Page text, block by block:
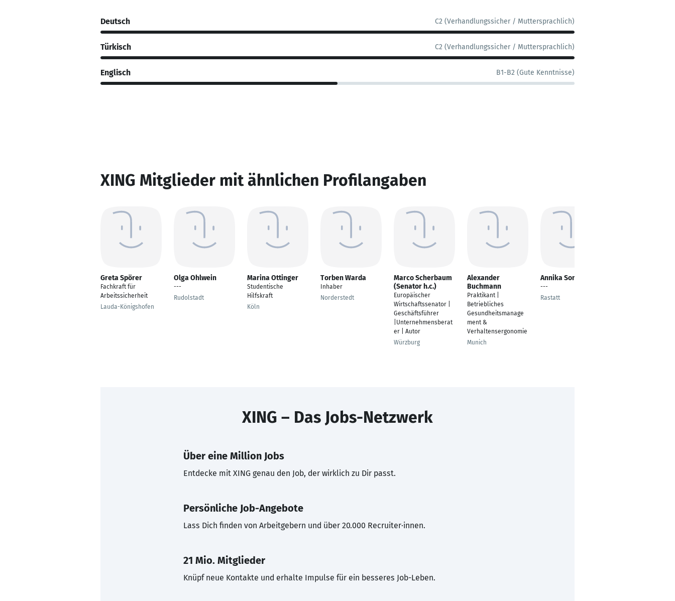
Deutsch C2 (Verhandlungssicher / Muttersprachlich)
Türkisch C2 (Verhandlungssicher / Muttersprachlich)
Englisch B1-B2 (Gute Kenntnisse)
XING Mitglieder mit ähnlichen Profilangaben
Greta Spörer
Fachkraft für
Arbeitssicherheit
Lauda-Königshofen
Olga Ohlwein
---
Rudolstadt
Marina Ottinger
Studentische
Hilfskraft
Köln
Torben Warda
Inhaber
Norderstedt
Marco Scherbaum
(Senator h.c.)
Europäischer
Wirtschaftssenator |
Geschäftsführer
|Unternehmensberat
er | Autor
Würzburg
Alexander
Buchmann
Praktikant |
Betriebliches
Gesundheitsmanage
ment &
Verhaltensergonomie
Munich
Annika Sonnefeld
---
Rastatt
XING – Das Jobs-Netzwerk
Über eine Million Jobs
Entdecke mit XING genau den Job, der wirklich zu Dir passt.
Persönliche Job-Angebote
Lass Dich finden von Arbeitgebern und über 20.000 Recruiter·innen.
21 Mio. Mitglieder
Knüpf neue Kontakte und erhalte Impulse für ein besseres Job-Leben.